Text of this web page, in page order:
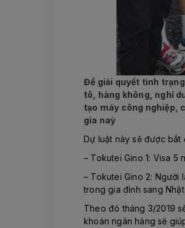
Để giải quyết tình
tô, hàng không, nghỉ
tạo máy công nghiệp,
gia naỳ
Dự luật này sẽ được bắt
– Tokutei Gino 1: Visa
– Tokutei Gino 2: Người
trong gia đình sang
Theo đó tháng 3/2019
khoản ngân hàng sẽ